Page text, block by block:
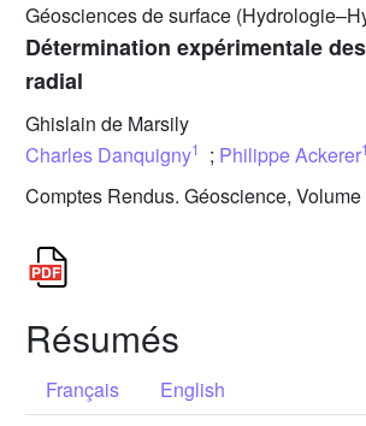
Géosciences de surface
Détermination expérimentale
radial
Ghislain de Marsily
Charles Danquigny1 ; Philippe Ackerer1
Comptes Rendus. Géoscience,
Résumés
Français
English